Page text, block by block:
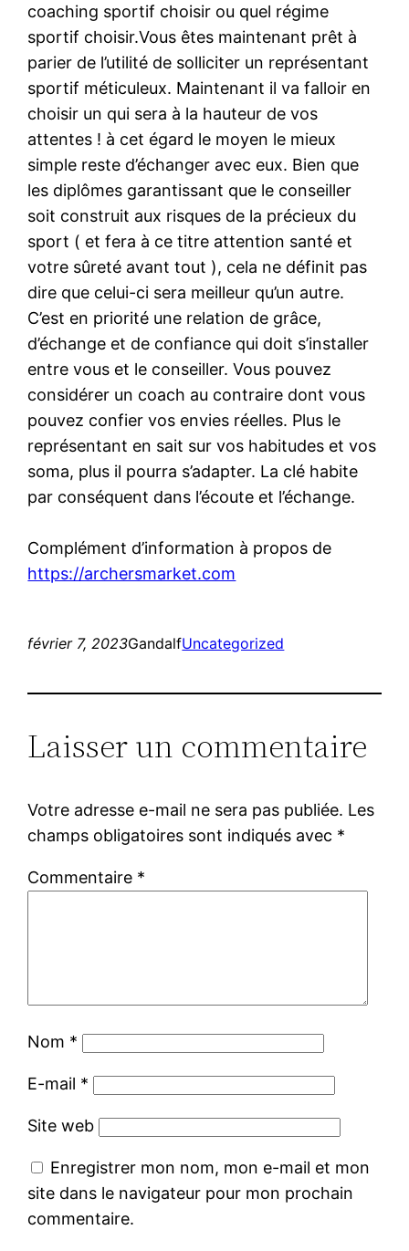
coaching sportif choisir ou quel régime
sportif choisir.Vous êtes maintenant prêt à
parier de l’utilité de solliciter un représentant
sportif méticuleux. Maintenant il va falloir en
choisir un qui sera à la hauteur de vos
attentes ! à cet égard le moyen le mieux
simple reste d’échanger avec eux. Bien que
les diplômes garantissant que le conseiller
soit construit aux risques de la précieux du
sport ( et fera à ce titre attention santé et
votre sûreté avant tout ), cela ne définit pas
dire que celui-ci sera meilleur qu’un autre.
C’est en priorité une relation de grâce,
d’échange et de confiance qui doit s’installer
entre vous et le conseiller. Vous pouvez
considérer un coach au contraire dont vous
pouvez confier vos envies réelles. Plus le
représentant en sait sur vos habitudes et vos
soma, plus il pourra s’adapter. La clé habite
par conséquent dans l’écoute et l’échange.
Complément d’information à propos de
https://archersmarket.com
février 7, 2023GandalfUncategorized
Laisser un commentaire
Votre adresse e-mail ne sera pas publiée. Les
champs obligatoires sont indiqués avec *
Commentaire *
Nom *
E-mail *
Site web
Enregistrer mon nom, mon e-mail et mon
site dans le navigateur pour mon prochain
commentaire.